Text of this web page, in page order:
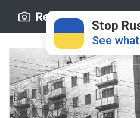
Retro.ck.ua
Stop
See